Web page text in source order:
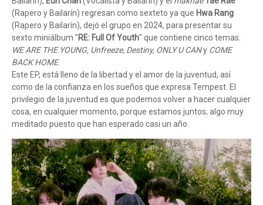
(Rapero y Bailarín) regresan como sexteto ya que Hwa Rang
(Rapero y Bailarín), dejó el grupo en 2024, para presentar su
sexto miniálbum "RE: Full Of Youth" que contiene cinco temas:
WE ARE THE YOUNG, Unfreeze, Destiny, ONLY U CANy COME
BACK HOME.
Este EP, está lleno de la libertad y el amor de la juventud, así
como de la confianza en los sueños que expresa Tempest. El
privilegio de la juventud es que podemos volver a hacer cualquier
cosa, en cualquier momento, porque estamos juntos; algo muy
meditado puesto que han esperado casi un año.